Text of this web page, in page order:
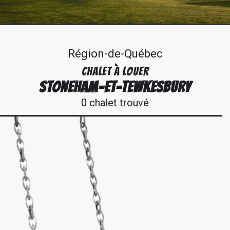
Région-de-Québec
CHALET À LOUER
STONEHAM-ET-TEWKESBURY
0 chalet trouvé